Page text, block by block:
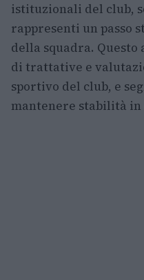
istituzionali del club,
rappresenti un passo
della squadra.
di trattative e
sportivo del club, e
mantenere stabilità in